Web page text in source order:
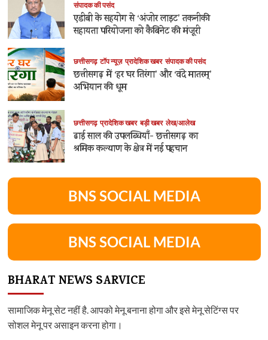
संपादक की पसंद
एडीबी के सहयोग से ‘अंजोर लाइट’ तकनीकी
सहायता परियोजना को कैबिनेट की मंजूरी
छत्तीसगढ़ टॉप न्यूज़ प्रादेशिक खबर संपादक की पसंद
छत्तीसगढ़ में ‘हर घर तिरंगा’ और ‘वंदे मातरम्’
अभियान की धूम
छत्तीसगढ़ प्रादेशिक खबर बड़ी खबर लेख/आलेख
ढाई साल की उपलब्धियाँ- छत्तीसगढ़ का
श्रमिक कल्याण के क्षेत्र में नई पहचान
BNS SOCIAL MEDIA
BNS SOCIAL MEDIA
BHARAT NEWS SARVICE
सामाजिक मेनू सेट नहीं है. आपको मेनू बनाना होगा और इसे मेनू सेटिंग्स पर
सोशल मेनू पर असाइन करना होगा।